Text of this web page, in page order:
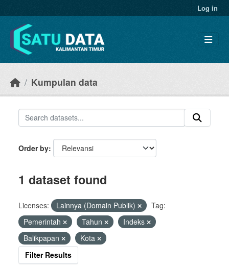
Log in
Kumpulan data
Order by
1 dataset found
Licenses: Lainnya (Domain Publik)
Tag:
Pemerintah
Tahun
Indeks
Balikpapan
Kota
Filter Results